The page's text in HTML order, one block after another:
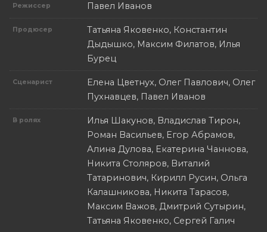
Режиссер Павел Иванов
Продюсер
Татьяна Яковенко, Константин
Дыдышко, Максим Филатов, Илья
Бурец
Сценарист
Елена Цветнух, Олег Павлович, Олег
Пухнавцев, Павел Иванов
В ролях
Илья Шакунов, Владислав Тирон,
Роман Васильев, Егор Абрамов,
Алина Дулова, Екатерина Чаннова,
Никита Столяров, Виталий
Татаринович, Кирилл Русин, Ольга
Калашникова, Никита Тарасов,
Максим Важов, Дмитрий Сутырин,
Татьяна Яковенко, Сергей Галич